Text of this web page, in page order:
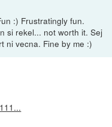
:) Frustratingly fun.
si rekel... not worth it. Sej
ni vecna. Fine by me :)